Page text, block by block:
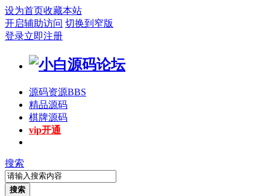
设为首页收藏本站
开启辅助访问 切换到窄版
登录立即注册
源码资源BBS
精品源码
棋牌源码
vip开通
搜索
搜索